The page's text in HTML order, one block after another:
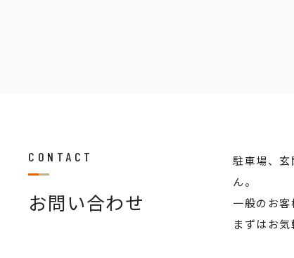
CONTACT
お問い合わせ
駐車場、
ん。
一般のお
まずはお気